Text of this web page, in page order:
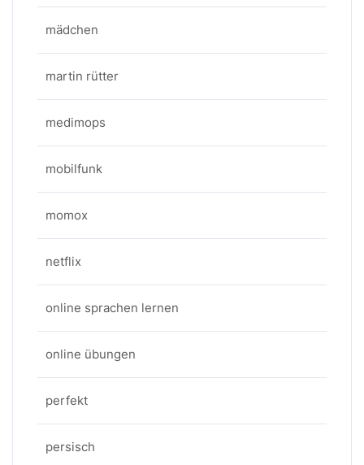
mädchen
martin rütter
medimops
mobilfunk
momox
netflix
online sprachen lernen
online übungen
perfekt
persisch